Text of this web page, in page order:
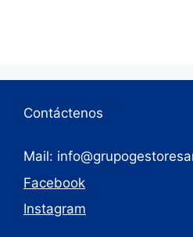
Contáctenos
Mail:
Facebook
Instagram